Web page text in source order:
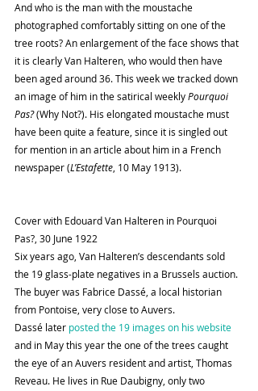
And who is the man with the moustache
photographed comfortably sitting on one of the
tree roots? An enlargement of the face shows that
it is clearly Van Halteren, who would then have
been aged around 36. This week we tracked down
an image of him in the satirical weekly Pourquoi
Pas? (Why Not?). His elongated moustache must
have been quite a feature, since it is singled out
for mention in an article about him in a French
newspaper (L’Estafette, 10 May 1913).
Cover with Edouard Van Halteren in Pourquoi
Pas?, 30 June 1922
Six years ago, Van Halteren’s descendants sold
the 19 glass-plate negatives in a Brussels auction.
The buyer was Fabrice Dassé, a local historian
from Pontoise, very close to Auvers.
Dassé later posted the 19 images on his website
and in May this year the one of the trees caught
the eye of an Auvers resident and artist, Thomas
Reveau. He lives in Rue Daubigny, only two